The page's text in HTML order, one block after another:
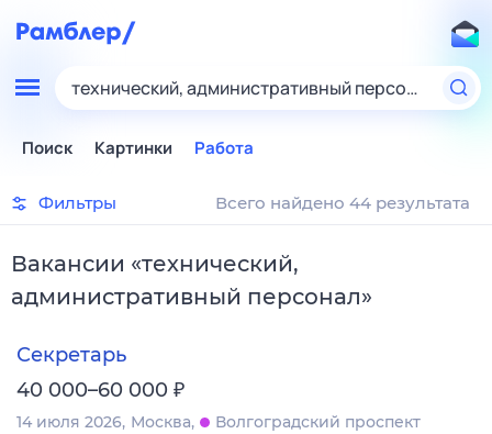
технический, административный персонал
Поиск Картинки Работа
Фильтры Всего найдено 44 результата
Вакансии «технический,
административный персонал»
Секретарь
40 000–60 000 ₽
14 июля 2026 Москва
Волгоградский проспект